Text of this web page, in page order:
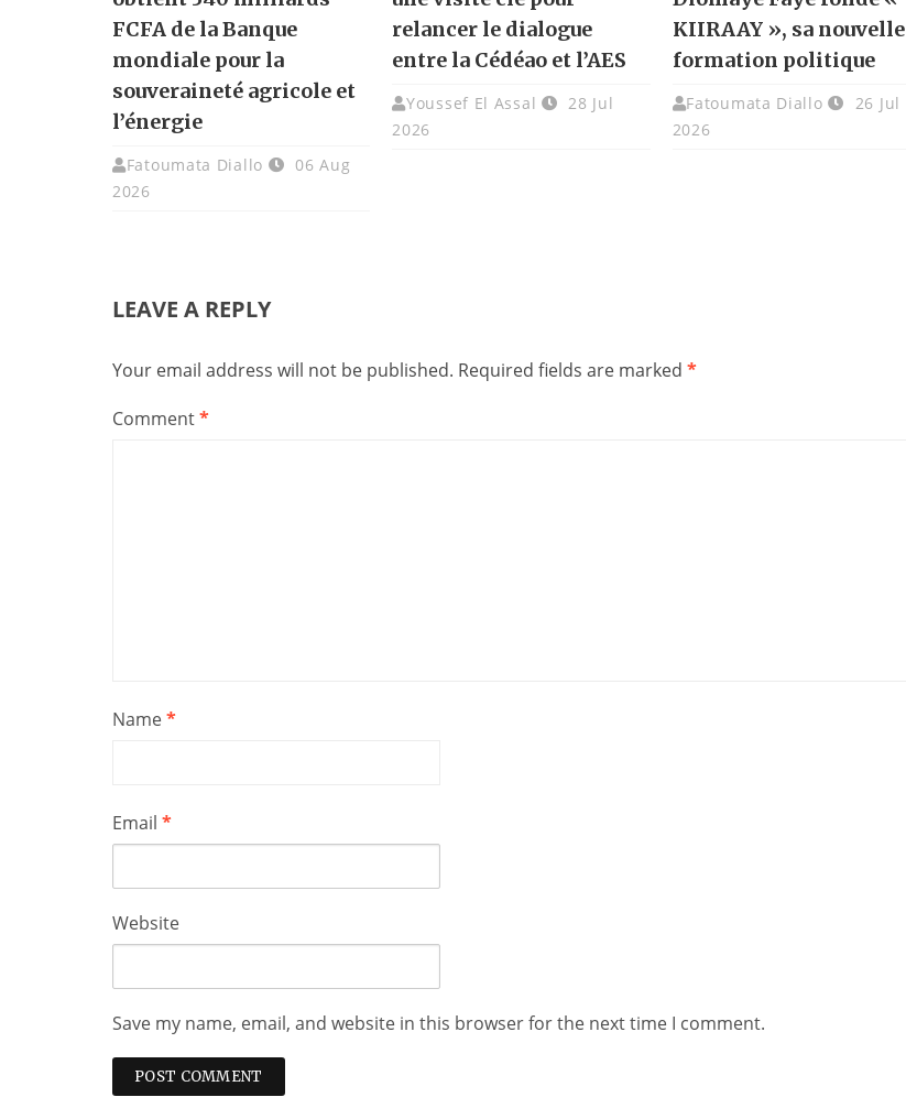
FCFA de la Banque
mondiale pour la
souveraineté agricole et
l’énergie
Fatoumata Diallo
06 Aug
2026
relancer le dialogue
entre la Cédéao et l’AES
Youssef El Assal
28 Jul
2026
KIIRAAY », sa nouvelle
formation politique
Fatoumata Diallo
26 Jul
2026
LEAVE A REPLY
Your email address will not be published. Required fields are marked *
Comment*
Name*
Email *
Website
Save my name, email, and website in this browser for the next time I comment.